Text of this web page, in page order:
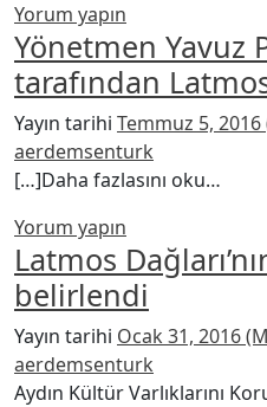
Yorum yapın
Yönetmen Yavuz
tarafından
Yayın tarihi Temmuz 5, 2016
aerdemsenturk
[…]Daha fazlasını oku…
Yorum yapın
Latmos
belirlendi
Yayın tarihi Ocak 31, 2016
aerdemsenturk
Aydın Kültür Varlıklarını